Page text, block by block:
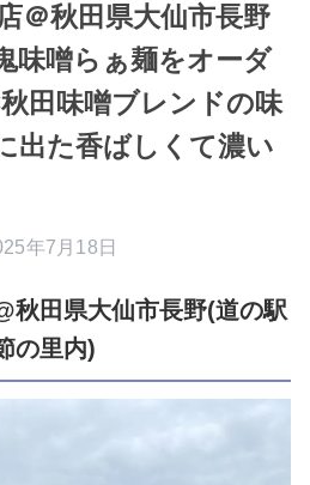
＠秋田県大仙市長野
味噌らぁ麺をオーダ
田味噌ブレンドの味
出た香ばしくて濃い
年7月18日
秋田県大仙市長野(道の駅
の里内)